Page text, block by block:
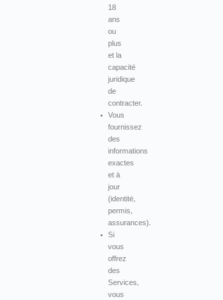
18
ans
ou
plus
et la
capacité
juridique
de
contracter.
Vous
fournissez
des
informations
exactes
et à
jour
(identité,
permis,
assurances).
Si
vous
offrez
des
Services,
vous